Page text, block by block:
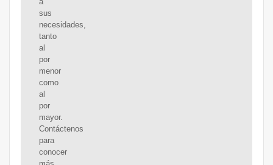
sus
necesidades,
tanto
al
por
menor
como
al
por
mayor.
Contáctenos
para
conocer